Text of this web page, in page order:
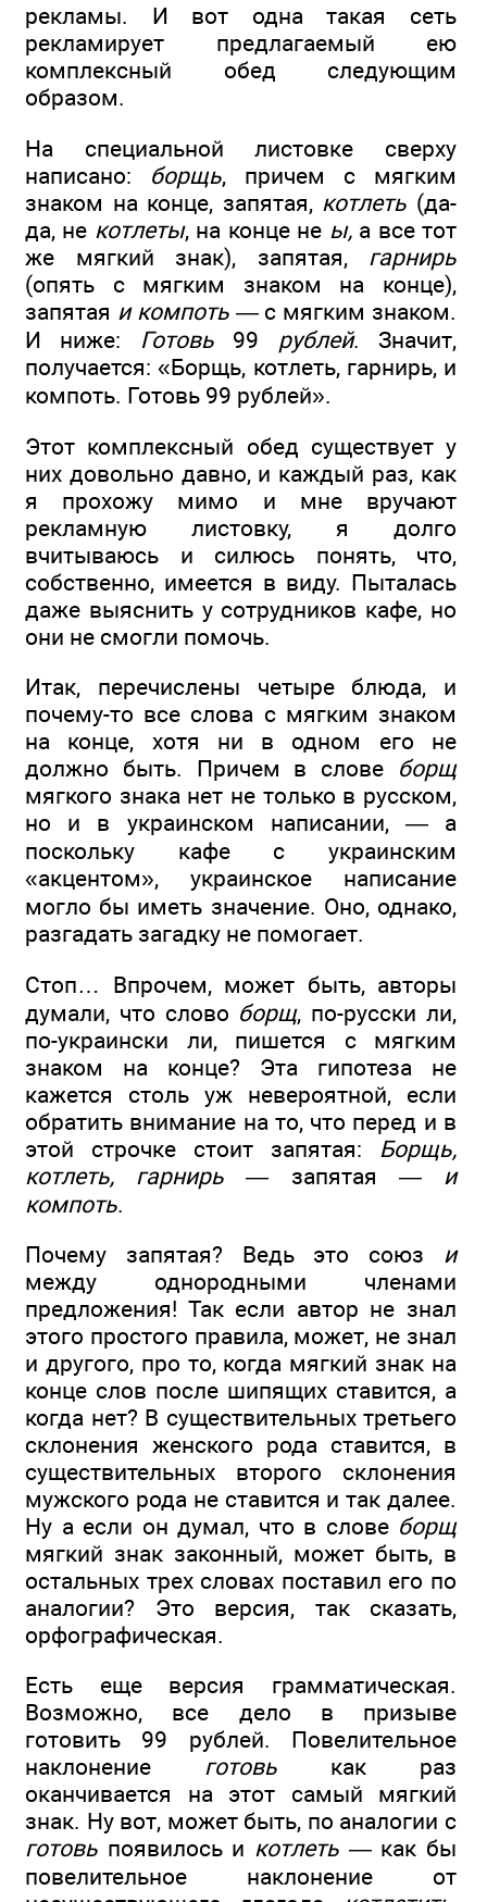
рекламы. И вот одна такая сеть
рекламирует предлагаемый ею
комплексный обед следующим
образом.
На специальной листовке сверху
написано: борщь, причем с мягким
знаком на конце, запятая, котлеть (да-
да, не котлеты, на конце не ы,а все тот
же мягкий знак), запятая, гарнирь
(опять с мягким знаком на конце),
запятая и компоть— с мягким знаком.
И ниже: Готовь99 рублей. Значит,
получается: «Борщь, котлеть, гарнирь, и
компоть. Готовь 99 рублей».
Этот комплексный обед существует у
них довольно давно, и каждый раз, как
я прохожу мимо и мне вручают
рекламную листовку, я долго
вчитываюсь и силюсь понять, что,
собственно, имеется в виду. Пыталась
даже выяснить у сотрудников кафе, но
они не смогли помочь.
Итак, перечислены четыре блюда, и
почему-то все слова с мягким знаком
на конце, хотя ни в одном его не
должно быть. Причем в слове борщ
мягкого знака нет не только в русском,
но и в украинском написании, — а
поскольку кафе с украинским
«акцентом», украинское написание
могло бы иметь значение. Оно, однако,
разгадать загадку не помогает.
Стоп… Впрочем, может быть, авторы
думали, что слово борщ, по-русски ли,
по-украински ли, пишется с мягким
знаком на конце? Эта гипотеза не
кажется столь уж невероятной, если
обратить внимание на то, что перед и в
этой строчке стоит запятая: Борщь,
котлеть, гарнирь — запятая — и
компоть.
Почему запятая? Ведь это союз и
между однородными членами
предложения! Так если автор не знал
этого простого правила, может, не знал
и другого, про то, когда мягкий знак на
конце слов после шипящих ставится, а
когда нет? В существительных третьего
склонения женского рода ставится, в
существительных второго склонения
мужского рода не ставится и так далее.
Ну а если он думал, что в слове борщ
мягкий знак законный, может быть, в
остальных трех словах поставил его по
аналогии? Это версия, так сказать,
орфографическая.
Есть еще версия грамматическая.
Возможно, все дело в призыве
готовить 99 рублей. Повелительное
наклонение готовь как раз
оканчивается на этот самый мягкий
знак. Ну вот, может быть, по аналогии с
готовь появилось и котлеть — как бы
повелительное наклонение от